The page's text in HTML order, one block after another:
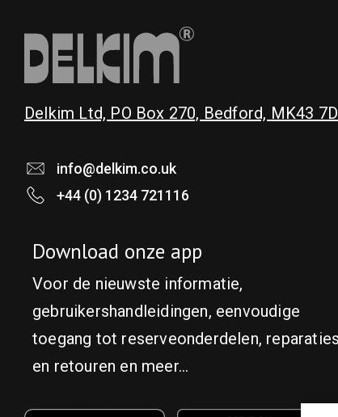
Delkim Ltd, PO Box 270, Bedford, MK43
info@delkim.co.uk
+44 (0) 1234 721116
Download onze app
Voor de nieuwste informatie,
gebruikershandleidingen, eenvoudige
toegang tot reserveonderdelen, reparaties
en retouren en meer...